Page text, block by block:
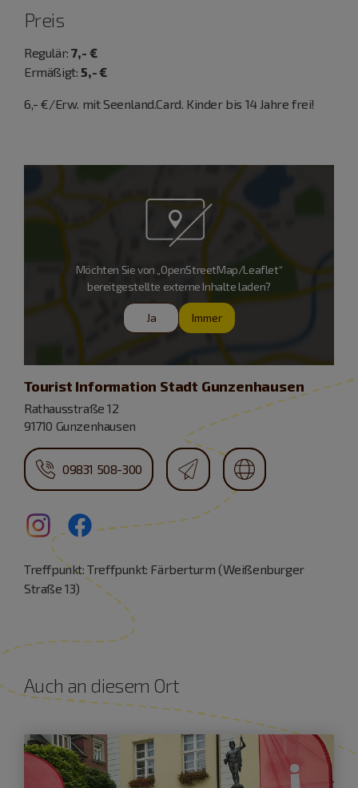
Preis
Regulär:7,- €
Ermäßigt: 5,- €
6,- €/Erw. mit Seenland.Card. Kinder bis 14 Jahre frei!
Möchten Sie von „OpenStreetMap/Leaflet“
bereitgestellte externe Inhalte laden?
Ja Immer
Tourist Information Stadt Gunzenhausen
Rathausstraße 12
91710 Gunzenhausen
09831 508-300
Treffpunkt: Treffpunkt: Färberturm (Weißenburger
Straße 13)
Auch an diesem Ort